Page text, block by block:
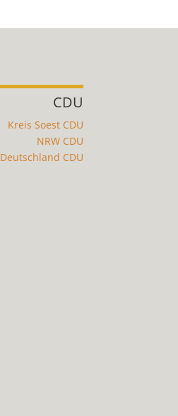
CDU
Kreis Soest CDU
NRW CDU
Deutschland CDU